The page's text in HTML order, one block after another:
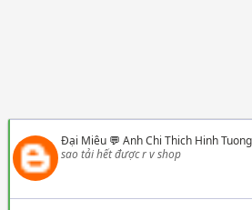
Đại Miêu💬 Anh Chi Thich Hinh
sao tải hết được r v shop